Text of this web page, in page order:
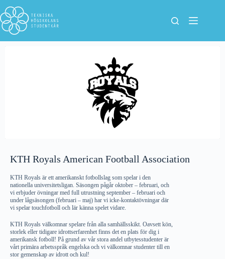
KTH Royals American Football Association
KTH Royals är ett amerikanskt fotbollslag som spelar i den
nationella universitetsligan. Säsongen pågår oktober – februari, och
vi erbjuder övningar med full utrustning september – februari och
under lågsäsongen (februari – maj) har vi icke-kontaktövningar där
vi spelar touchfotboll och lär känna spelet vidare.
KTH Royals välkomnar spelare från alla samhällsskikt. Oavsett kön,
storlek eller tidigare idrottserfarenhet finns det en plats för dig i
amerikansk fotboll! På grund av vår stora andel utbytesstudenter är
vårt primära arbetsspråk engelska och vi välkomnar studenter till en
stor gemenskap av idrott och kul!